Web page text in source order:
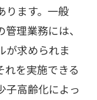
ります。一般
理業務には、
が求められま
れを実施できる
子高齢化によっ